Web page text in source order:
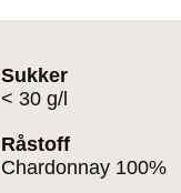
Sukker
< 30 g/l
Råstoff
Chardonnay 100%